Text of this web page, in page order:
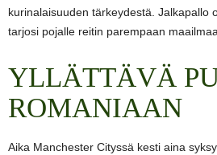
kurinalaisuuden tärkeydestä. Jalkapallo
tarjosi pojalle reitin parempaan
YLLÄTTÄVÄ
ROMANIAAN
Aika Manchester Cityssä kesti aina